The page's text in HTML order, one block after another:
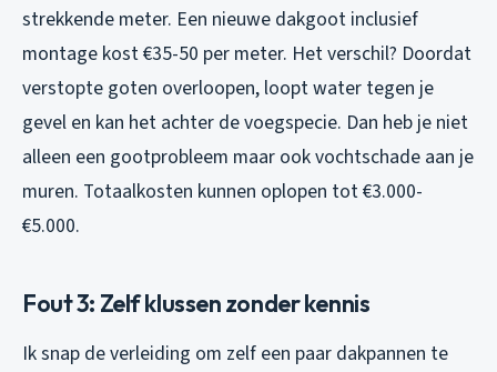
strekkende meter. Een nieuwe dakgoot inclusief
montage kost €35-50 per meter. Het verschil? Doordat
verstopte goten overloopen, loopt water tegen je
gevel en kan het achter de voegspecie. Dan heb je niet
alleen een gootprobleem maar ook vochtschade aan je
muren. Totaalkosten kunnen oplopen tot €3.000-
€5.000.
Fout 3: Zelf klussen zonder kennis
Ik snap de verleiding om zelf een paar dakpannen te